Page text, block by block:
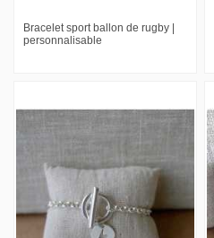
Bracelet sport ballon de rugby |
personnalisable